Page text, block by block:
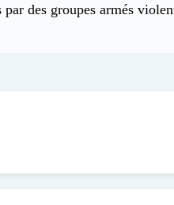
des groupes armés